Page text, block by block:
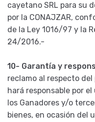
cayetano SRL para su
por la CONAJZAR,
de la Ley 1016/97 y la
24/2016.-
10- Garantía y
reclamo al respecto
hará responsable por
los Ganadores y/o
bienes, en ocasión del